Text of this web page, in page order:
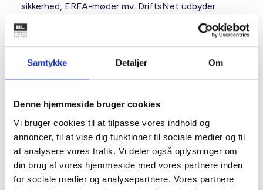
Samtykke Detaljer Om
Denne hjemmeside bruger cookies
Vi bruger cookies til at tilpasse vores indhold og
annoncer, til at vise dig funktioner til sociale medier og til
at analysere vores trafik. Vi deler også oplysninger om
din brug af vores hjemmeside med vores partnere inden
for sociale medier og analysepartnere. Vores partnere
sikkerhed, ERFA-møder mv. DriftsNet udbyder
endvidere en række uddannelser, temadage og
konferencer inden for driften af de almene boliger.
Kurser og Rådgivning
boligsektors viden, kompetencer og faglighed. Vi
uddannelser med afsæt i de almene boligorganisationers
regler, vilkår og praksis. Afdelingen yder også rådgivning
om forskellige forhold vedr. de almene
boligorganisationers drift, administration og ledelse inden
for konkrete områder som fx beboerdemokrati,
bæredygtighed, energi, strategiudvikling foruden
dirigentbistand og processtøtte til boligorganisationer,